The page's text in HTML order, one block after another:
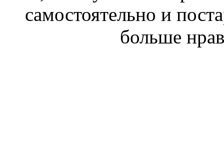
самостоятельно и
больше